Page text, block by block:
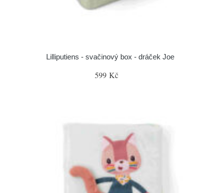
Lilliputiens - svačinový box - dráček Joe
599 Kč